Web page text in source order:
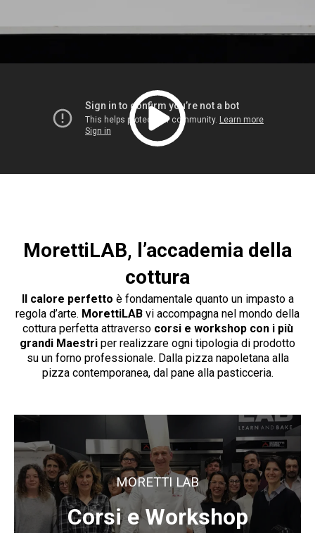
MorettiLAB, l’accademia della
cottura
Il calore perfetto è fondamentale quanto un impasto a
regola d’arte. MorettiLAB vi accompagna nel mondo della
cottura perfetta attraverso corsi e workshop con i più
grandi Maestri per realizzare ogni tipologia di prodotto
su un forno professionale. Dalla pizza napoletana alla
pizza contemporanea, dal pane alla pasticceria.
MORETTI LAB
Corsi e Workshop